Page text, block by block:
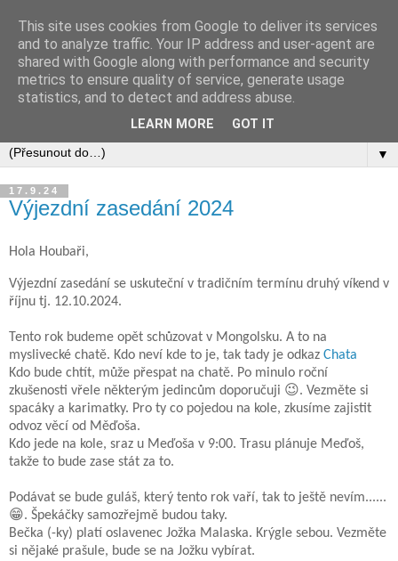
▼
17.9.24
Výjezdní zasedání 2024
Hola Houbaři,
Výjezdní zasedání se uskuteční v tradičním termínu druhý víkend v
říjnu tj. 12.10.2024.
Tento rok budeme opět schůzovat v Mongolsku. A to na
myslivecké chatě. Kdo neví kde to je, tak tady je odkaz Chata
Kdo bude chtít, může přespat na chatě. Po minulo roční
zkušenosti vřele některým jedincům doporučuji 😉. Vezměte si
spacáky a karimatky. Pro ty co pojedou na kole, zkusíme zajistit
odvoz věcí od Měďoša.
Kdo jede na kole, sraz u Meďoša v 9:00. Trasu plánuje Meďoš,
takže to bude zase stát za to.
Podávat se bude guláš, který tento rok vaří, tak to ještě nevím......
😁. Špekáčky samozřejmě budou taky.
Bečka (-ky) platí oslavenec Jožka Malaska. Krýgle sebou. Vezměte
si nějaké prašule, bude se na Jožku vybírat.
This site uses cookies from Google to deliver its services
and to analyze traffic. Your IP address and user-agent are
shared with Google along with performance and security
metrics to ensure quality of service, generate usage
statistics, and to detect and address abuse.
LEARN MORE GOT IT